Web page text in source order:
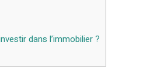
dans l’immobilier ?